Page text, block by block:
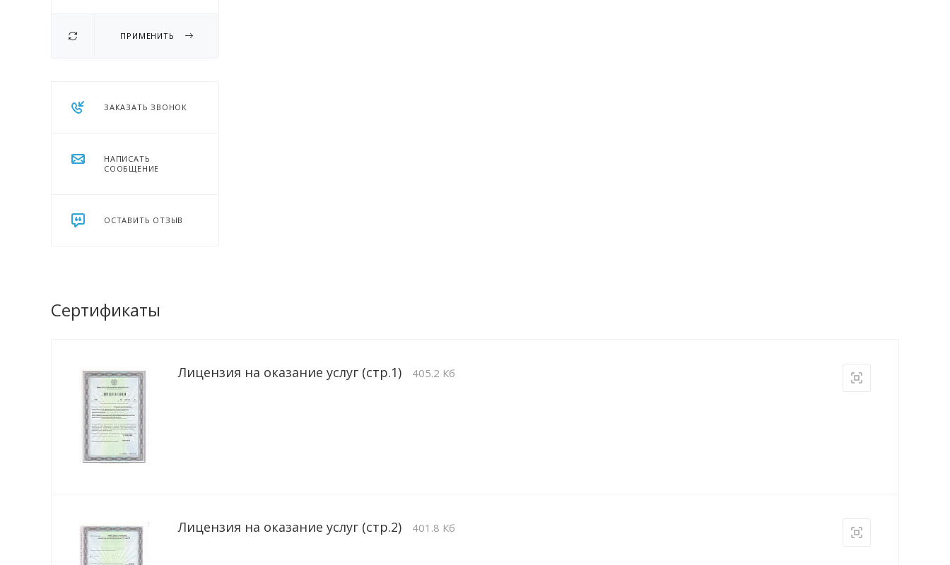
ПРИМЕНИТЬ
ЗАКАЗАТЬ ЗВОНОК
НАПИСАТЬ
СООБЩЕНИЕ
ОСТАВИТЬ ОТЗЫВ
Сертификаты
Лицензия на оказание услуг (стр.1) 405.2 Кб
Лицензия на оказание услуг (стр.2) 401.8 Кб